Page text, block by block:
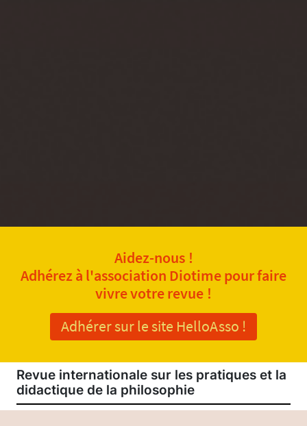
Aidez-nous !
Adhérez à l'association Diotime pour faire
vivre votre revue !
Adhérer sur le site HelloAsso !
Revue internationale sur les pratiques et la
didactique de la philosophie